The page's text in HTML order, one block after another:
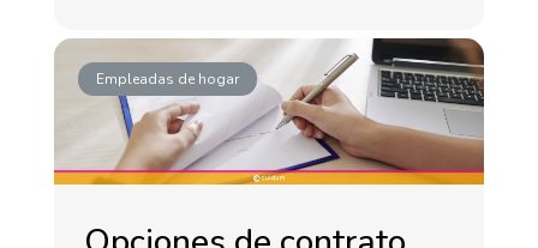
Empleadas de hogar